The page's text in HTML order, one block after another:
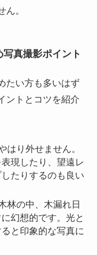
。
真撮影ポイント
たい方も多いはず
ントとコツを紹介
はり外せません。
現したり、望遠レ
たりするのも良い
林の中、木漏れ日
幻想的です。光と
と印象的な写真に